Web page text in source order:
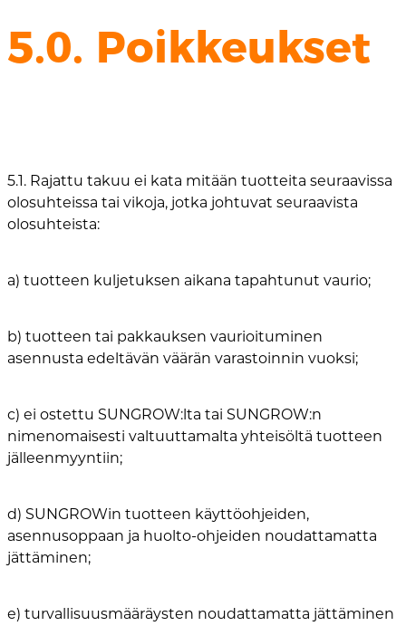
5.0. Poikkeukset
5.1. Rajattu takuu ei kata mitään tuotteita seuraavissa
olosuhteissa tai vikoja, jotka johtuvat seuraavista
olosuhteista:
a) tuotteen kuljetuksen aikana tapahtunut vaurio;
b) tuotteen tai pakkauksen vaurioituminen
asennusta edeltävän väärän varastoinnin vuoksi;
c) ei ostettu SUNGROW:lta tai SUNGROW:n
nimenomaisesti valtuuttamalta yhteisöltä tuotteen
jälleenmyyntiin;
d) SUNGROWin tuotteen käyttöohjeiden,
asennusoppaan ja huolto-ohjeiden noudattamatta
jättäminen;
e) turvallisuusmääräysten noudattamatta jättäminen